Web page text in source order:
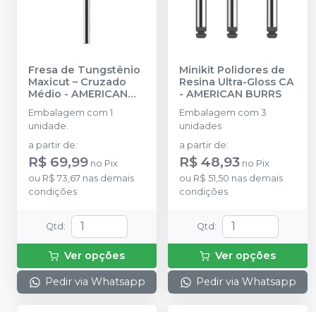
Fresa de Tungstênio
Maxicut – Cruzado
Médio - AMERICAN
BURRS
Embalagem com 1
unidade.
a partir de:
R$ 69,99 no Pix
ou R$ 73,67 nas demais
condições
Qtd :
Ver opções
Pedir via Whatsapp
Minikit Polidores de
Resina Ultra-Gloss CA
- AMERICAN BURRS
Embalagem com 3
unidades
a partir de:
R$ 48,93 no Pix
ou R$ 51,50 nas demais
condições
Qtd :
Ver opções
Pedir via Whatsapp